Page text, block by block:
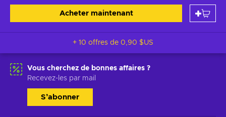
Acheter maintenant
+ 10 offres de 0,90 $US
Vous cherchez de bonnes affaires ?
Recevez-les par mail
S’abonner